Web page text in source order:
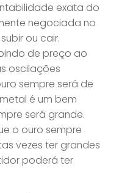
exata do
negociada no
ou cair.
de preço ao
oscilações
sempre será de
é um bem
será grande.
o ouro sempre
vezes ter grandes
poderá ter